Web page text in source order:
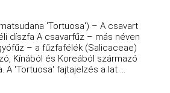
'Tortuosa') – A csavart
díszfa A csavarfűz – más néven
– a fűzfafélék (Salicaceae)
Kínából és Koreából származó
A 'Tortuosa' fajtajelzés a lat ...